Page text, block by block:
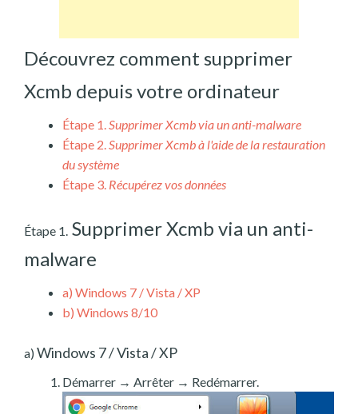
Découvrez comment supprimer
Xcmb depuis votre ordinateur
Étape 1.Supprimer Xcmb via un anti-malware
Étape 2.Supprimer Xcmb à l'aide de la restauration
du système
Étape 3. Récupérez vos données
Étape 1. Supprimer Xcmb via un anti-
malware
a) Windows 7 / Vista / XP
b) Windows 8/10
a) Windows 7 / Vista / XP
Démarrer → Arrêter → Redémarrer.